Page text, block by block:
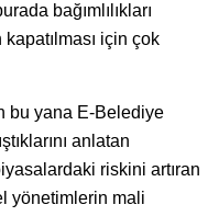
bağımlılıkları
kapatılması için çok
bu yana E-Belediye
anlatan
riskini artıran
yönetimlerin mali